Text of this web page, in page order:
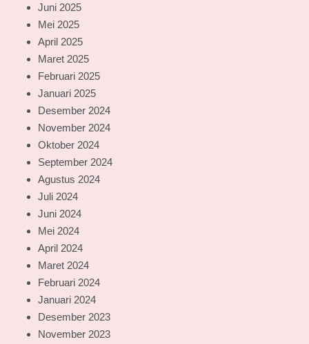
Juni 2025
Mei 2025
April 2025
Maret 2025
Februari 2025
Januari 2025
Desember 2024
November 2024
Oktober 2024
September 2024
Agustus 2024
Juli 2024
Juni 2024
Mei 2024
April 2024
Maret 2024
Februari 2024
Januari 2024
Desember 2023
November 2023